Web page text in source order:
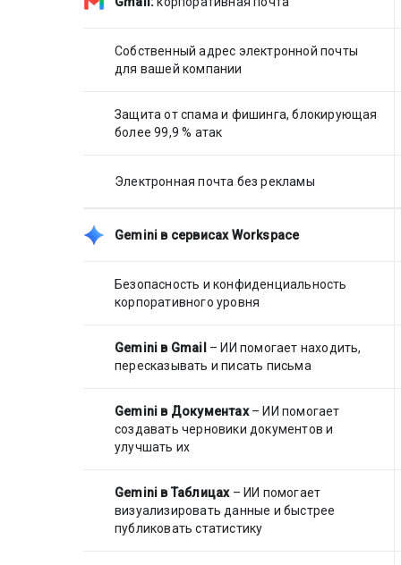
Собственный адрес электронной почты
для вашей компании
Защита от спама и фишинга, блокирующая
более 99,9 % атак
Электронная почта без рекламы
Gemini в сервисах Workspace
Безопасность и конфиденциальность
корпоративного уровня
Gemini в Gmail – ИИ помогает находить,
пересказывать и писать письма
Gemini в Документах– ИИ помогает
создавать черновики документов и
улучшать их
Gemini в Таблицах– ИИ помогает
визуализировать данные и быстрее
публиковать статистику